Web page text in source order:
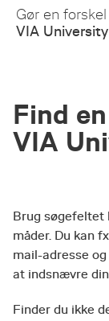
Skip
Main
Gør en forskel
VIA
Find
VIA
Brug søgefeltet
måder. Du kan
mail-adresse
at indsnævre
Finder du ikke